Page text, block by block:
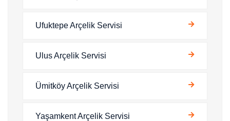
Ufuktepe Arçelik Servisi
Ulus Arçelik Servisi
Ümitköy Arçelik Servisi
Yaşamkent Arçelik Servisi